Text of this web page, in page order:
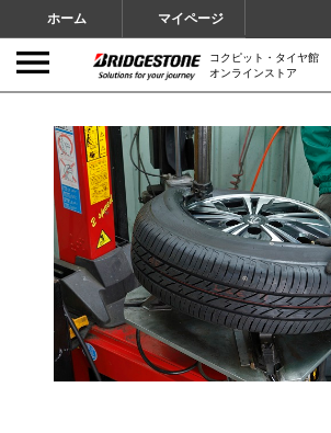
ホーム マイページ
コクピット・タイヤ館
オンラインストア